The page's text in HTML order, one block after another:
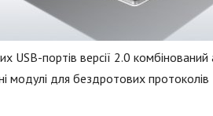
портів версії 2.0 комбінований
модулі для бездротових